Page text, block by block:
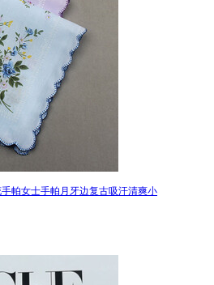
帕女士手帕月牙边复古吸汗清爽小